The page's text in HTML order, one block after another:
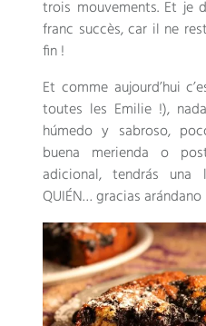
trois mouvements. Et je
franc succès,car il ne
fin!
Et comme aujourd’hui
toutes les Emilie !),
húmedo y sabroso,
buena merienda o
adicional, tendrás una
QUIÉN… gracias arándano